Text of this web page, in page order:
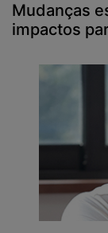
Mudanças
impactos